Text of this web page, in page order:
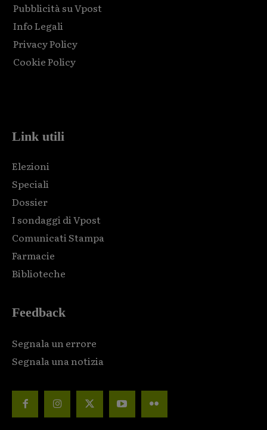
Pubblicità su Vpost
Info Legali
Privacy Policy
Cookie Policy
Link utili
Elezioni
Speciali
Dossier
I sondaggi di Vpost
Comunicati Stampa
Farmacie
Biblioteche
Feedback
Segnala un errore
Segnala una notizia